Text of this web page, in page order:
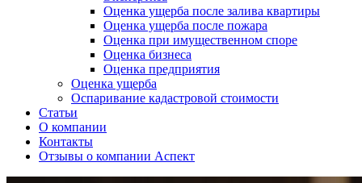
Оценка ущерба после залива квартиры
Оценка ущерба после пожара
Оценка при имущественном споре
Оценка бизнеса
Оценка предприятия
Оценка ущерба
Оспаривание кадастровой стоимости
Статьи
О компании
Контакты
Отзывы о компании Аспект